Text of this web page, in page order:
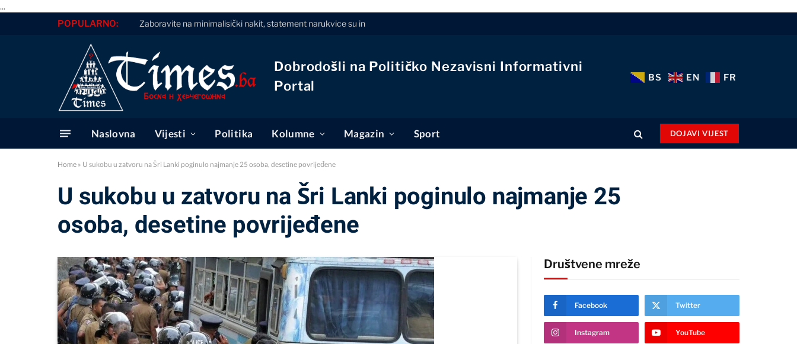
...
POPULARNO: Zaboravite na minimalisički nakit, statement narukvice su in
Dobrodošli na Političko Nezavisni Informativni
Portal
BS EN FR
Naslovna Vijesti Politika Kolumne Magazin Sport DOJAVI VIJEST
Home » U sukobu u zatvoru na Šri Lanki poginulo najmanje 25 osoba, desetine povrijeđene
U sukobu u zatvoru na Šri Lanki poginulo najmanje 25
osoba, desetine povrijeđene
Društvene mreže
Facebook Twitter
Instagram YouTube